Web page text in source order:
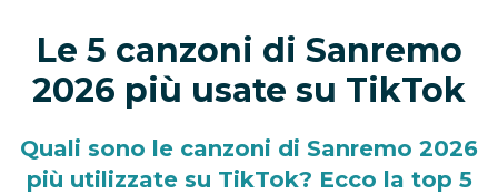
Le 5 canzoni di Sanremo
2026 più usate su TikTok
Quali sono le canzoni di Sanremo 2026
più utilizzate su TikTok? Ecco la top 5